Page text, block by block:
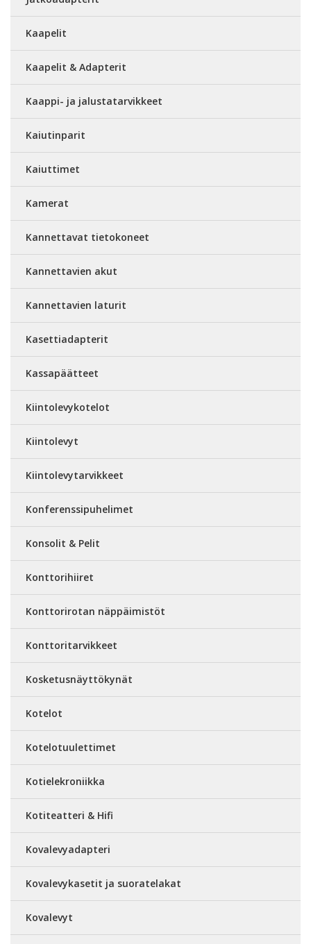
Kaapelit
Kaapelit & Adapterit
Kaappi- ja jalustatarvikkeet
Kaiutinparit
Kaiuttimet
Kamerat
Kannettavat tietokoneet
Kannettavien akut
Kannettavien laturit
Kasettiadapterit
Kassapäätteet
Kiintolevykotelot
Kiintolevyt
Kiintolevytarvikkeet
Konferenssipuhelimet
Konsolit & Pelit
Konttorihiiret
Konttorirotan näppäimistöt
Konttoritarvikkeet
Kosketusnäyttökynät
Kotelot
Kotelotuulettimet
Kotielekroniikka
Kotiteatteri & Hifi
Kovalevyadapteri
Kovalevykasetit ja suoratelakat
Kovalevyt